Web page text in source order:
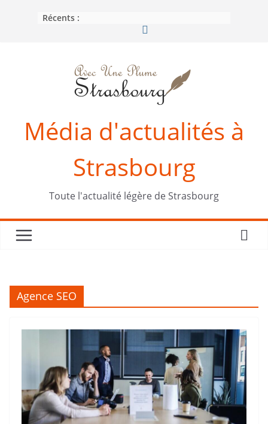
Récents :
Média d'actualités à
Strasbourg
Toute l'actualité légère de Strasbourg
Agence SEO